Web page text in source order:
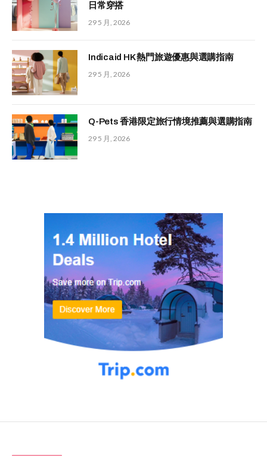
日常穿搭
29 5 月, 2026
Indicaid HK 熱門旅遊優惠與選購指南
29 5 月, 2026
Q-Pets 香港限定旅行情境推薦與選購指南
29 5 月, 2026